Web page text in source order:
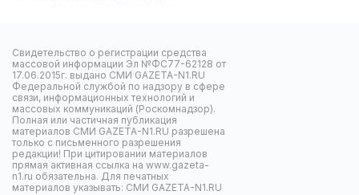
Свидетельство о регистрации средства
массовой информации Эл №ФС77-62128 от
17.06.2015г. выдано СМИ GAZETA-N1.RU
Федеральной службой по надзору в сфере
связи, информационных технологий и
массовых коммуникаций (Роскомнадзор).
Полная или частичная публикация
материалов СМИ GAZETA-N1.RU разрешена
только с письменного разрешения
редакции! При цитировании материалов
прямая активная ссылка на www.gazeta-
n1.ru обязательна. Для печатных
материалов указывать: СМИ GAZETA-N1.RU